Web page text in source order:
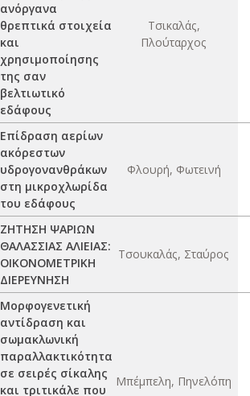
ανόργανα
θρεπτικά στοιχεία
και
χρησιμοποίησης
της σαν
βελτιωτικό
εδάφους
Τσικαλάς,
Πλούταρχος
Επίδραση αερίων
ακόρεστων
υδρογονανθράκων
στη μικροχλωρίδα
του εδάφους
Φλουρή, Φωτεινή
ΖΗΤΗΣΗ ΨΑΡΙΩΝ
ΘΑΛΑΣΣΙΑΣ ΑΛΙΕΙΑΣ:
ΟΙΚΟΝΟΜΕΤΡΙΚΗ
ΔΙΕΡΕΥΝΗΣΗ
Τσουκαλάς, Σταύρος
Μορφογενετική
αντίδραση και
σωμακλωνική
παραλλακτικότητα
σε σειρές σίκαλης
και τριτικάλε που
Μπέμπελη, Πηνελόπη